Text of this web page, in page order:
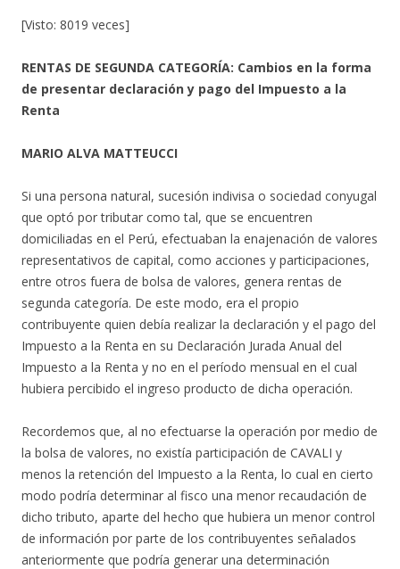
[Visto: 8019 veces]
RENTAS DE SEGUNDA CATEGORÍA: Cambios en la forma
de presentar declaración y pago del Impuesto a la
Renta
MARIO ALVA MATTEUCCI
Si una persona natural, sucesión indivisa o sociedad conyugal
que optó por tributar como tal, que se encuentren
domiciliadas en el Perú, efectuaban la enajenación de valores
representativos de capital, como acciones y participaciones,
entre otros fuera de bolsa de valores, genera rentas de
segunda categoría. De este modo, era el propio
contribuyente quien debía realizar la declaración y el pago del
Impuesto a la Renta en su Declaración Jurada Anual del
Impuesto a la Renta y no en el período mensual en el cual
hubiera percibido el ingreso producto de dicha operación.
Recordemos que, al no efectuarse la operación por medio de
la bolsa de valores, no existía participación de CAVALI y
menos la retención del Impuesto a la Renta, lo cual en cierto
modo podría determinar al fisco una menor recaudación de
dicho tributo, aparte del hecho que hubiera un menor control
de información por parte de los contribuyentes señalados
anteriormente que podría generar una determinación